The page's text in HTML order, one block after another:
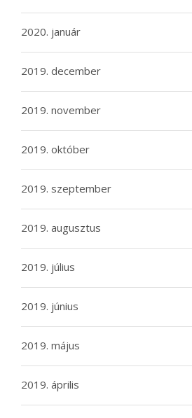
2020. január
2019. december
2019. november
2019. október
2019. szeptember
2019. augusztus
2019. július
2019. június
2019. május
2019. április